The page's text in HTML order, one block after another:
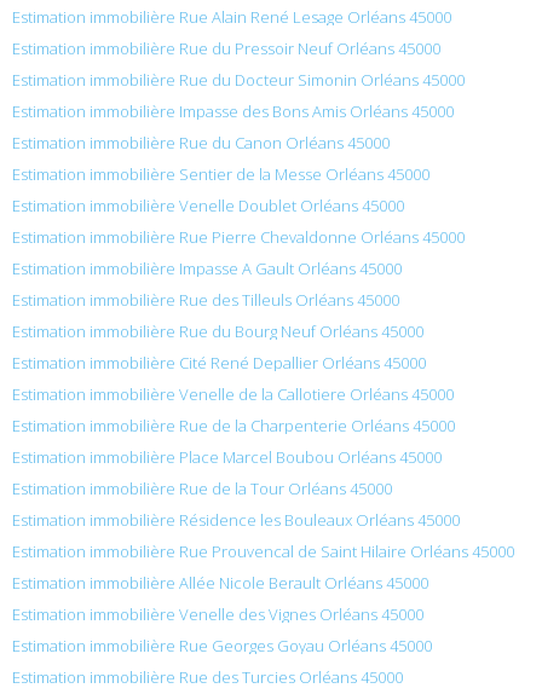
Estimation immobilière Rue Alain René Lesage Orléans 45000
Estimation immobilière Rue du Pressoir Neuf Orléans 45000
Estimation immobilière Rue du Docteur Simonin Orléans 45000
Estimation immobilière Impasse des Bons Amis Orléans 45000
Estimation immobilière Rue du Canon Orléans 45000
Estimation immobilière Sentier de la Messe Orléans 45000
Estimation immobilière Venelle Doublet Orléans 45000
Estimation immobilière Rue Pierre Chevaldonne Orléans 45000
Estimation immobilière Impasse A Gault Orléans 45000
Estimation immobilière Rue des Tilleuls Orléans 45000
Estimation immobilière Rue du Bourg Neuf Orléans 45000
Estimation immobilière Cité René Depallier Orléans 45000
Estimation immobilière Venelle de la Callotiere Orléans 45000
Estimation immobilière Rue de la Charpenterie Orléans 45000
Estimation immobilière Place Marcel Boubou Orléans 45000
Estimation immobilière Rue de la Tour Orléans 45000
Estimation immobilière Résidence les Bouleaux Orléans 45000
Estimation immobilière Rue Prouvencal de Saint Hilaire Orléans 45000
Estimation immobilière Allée Nicole Berault Orléans 45000
Estimation immobilière Venelle des Vignes Orléans 45000
Estimation immobilière Rue Georges Goyau Orléans 45000
Estimation immobilière Rue des Turcies Orléans 45000